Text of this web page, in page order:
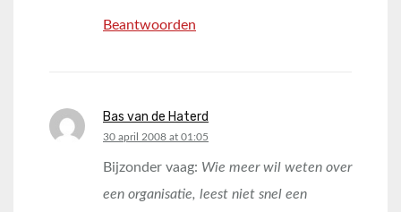
Beantwoorden
Bas van de Haterd
says:
30 april 2008 at 01:05
Bijzonder vaag: Wie meer wil weten over
een organisatie, leest niet snel een